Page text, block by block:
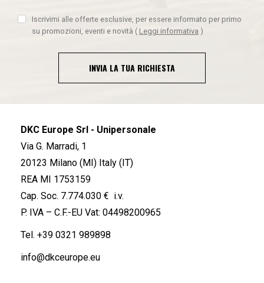
Iscrivimi alle offerte esclusive, per essere informato per primo
su promozioni, eventi e novità ( Leggi informativa )
INVIA LA TUA RICHIESTA
DKC Europe Srl - Unipersonale
Via G. Marradi, 1
20123 Milano (MI) Italy (IT)
REA MI 1753159
Cap. Soc. 7.774.030 € i.v.
P. IVA – C.F.-EU Vat: 04498200965
Tel. +39 0321 989898
info@dkceurope.eu